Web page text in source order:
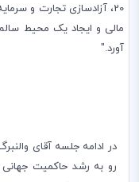
20‌، آزاد‌سازی تجارت و
مالی و ایجاد یک محیط
آورد."